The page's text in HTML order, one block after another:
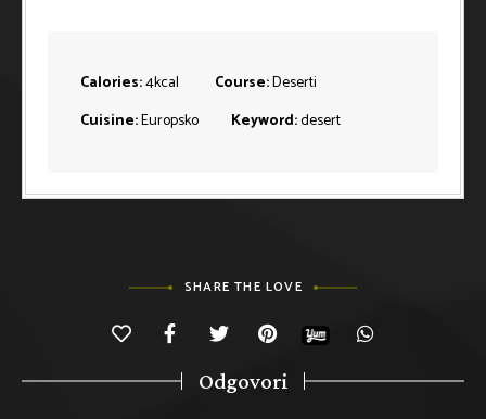
Calories:4kcal Course:Deserti
Cuisine:Europsko Keyword:desert
SHARE THE LOVE
Odgovori